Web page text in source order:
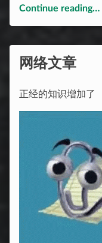
Continue reading“《xxx专辑》”…
网络文章
正经的知识增加了